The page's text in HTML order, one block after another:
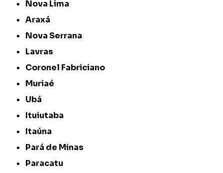
Nova Lima
Araxá
Nova Serrana
Lavras
Coronel Fabriciano
Muriaé
Ubá
Ituiutaba
Itaúna
Pará de Minas
Paracatu